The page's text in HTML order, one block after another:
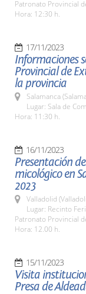
Patronato Provincial
Hora: 12:30 h.
17/11/2023
Informaciones
Provincial de
la provincia
Salamanca
Lugar: Sala de
Hora: 11:30 h.
16/11/2023
Presentación
micológico en
2023
Valladolid
Lugar: Recinto
Patronato Provincial
Hora: 12.00 h.
15/11/2023
Visita
Presa de